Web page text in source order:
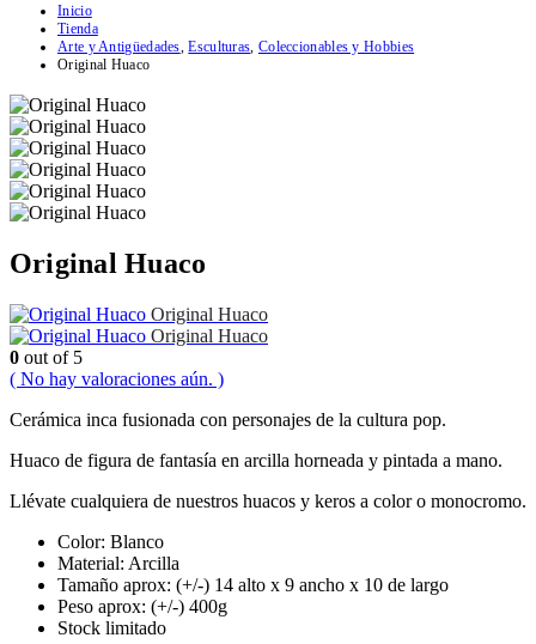
Inicio
Tienda
Arte y Antigüedades,Esculturas, Coleccionables y Hobbies
Original Huaco
Original Huaco
Original Huaco
Original Huaco
0 out of 5
( No hay valoraciones aún. )
Cerámica inca fusionada con personajes de la cultura pop.
Huaco de figura de fantasía en arcilla horneada y pintada a mano.
Llévate cualquiera de nuestros huacos y keros a color o monocromo.
Color: Blanco
Material: Arcilla
Tamaño aprox: (+/-) 14 alto x 9 ancho x 10 de largo
Peso aprox: (+/-) 400g
Stock limitado